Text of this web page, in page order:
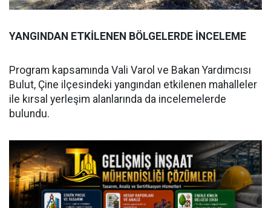
YANGINDAN ETKİLENEN BÖLGELERDE İNCELEME
Program kapsamında Vali Varol ve Bakan Yardımcısı
Bulut, Çine ilçesindeki yangından etkilenen mahalleler
ile kırsal yerleşim alanlarında da incelemelerde
bulundu.